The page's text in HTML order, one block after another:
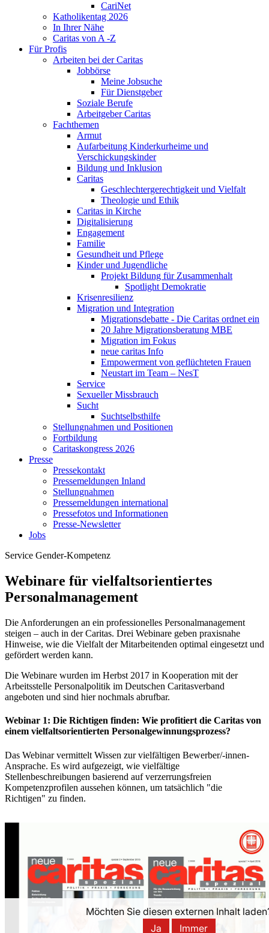
CariNet
Katholikentag 2026
In Ihrer Nähe
Caritas von A -Z
Für Profis
Arbeiten bei der Caritas
Jobbörse
Meine Jobsuche
Für Dienstgeber
Soziale Berufe
Arbeitgeber Caritas
Fachthemen
Armut
Aufarbeitung Kinderkurheime und
Verschickungskinder
Bildung und Inklusion
Caritas
Geschlechtergerechtigkeit und Vielfalt
Theologie und Ethik
Caritas in Kirche
Digitalisierung
Engagement
Familie
Gesundheit und Pflege
Kinder und Jugendliche
Projekt Bildung für Zusammenhalt
Spotlight Demokratie
Krisenresilienz
Migration und Integration
Migrationsdebatte - Die Caritas ordnet ein
20 Jahre Migrationsberatung MBE
Migration im Fokus
neue caritas Info
Empowerment von geflüchteten Frauen
Neustart im Team – NesT
Service
Sexueller Missbrauch
Sucht
Suchtselbsthilfe
Stellungnahmen und Positionen
Fortbildung
Caritaskongress 2026
Presse
Pressekontakt
Pressemeldungen Inland
Stellungnahmen
Pressemeldungen international
Pressefotos und Informationen
Presse-Newsletter
Jobs
Service Gender-Kompetenz
Webinare für vielfaltsorientiertes
Personalmanagement
Die Anforderungen an ein professionelles Personalmanagement
steigen – auch in der Caritas. Drei Webinare geben praxisnahe
Hinweise, wie die Vielfalt der Mitarbeitenden optimal eingesetzt und
gefördert werden kann.
Die Webinare wurden im Herbst 2017 in Kooperation mit der
Arbeitsstelle Personalpolitik im Deutschen Caritasverband
angeboten und sind hier nochmals abrufbar.
Webinar 1: Die Richtigen finden: Wie profitiert die Caritas von
einem vielfaltsorientierten Personalgewinnungsprozess?
Das Webinar vermittelt Wissen zur vielfältigen Bewerber/-innen-
Ansprache. Es wird aufgezeigt, wie vielfältige
Stellenbeschreibungen basierend auf verzerrungsfreien
Kompetenzprofilen aussehen können, um tatsächlich "die
Richtigen" zu finden.